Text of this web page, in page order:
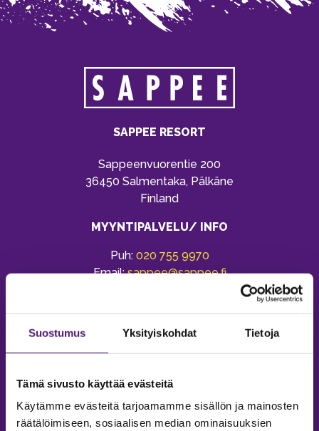
Suostumus Yksityiskohdat Tietoja
Tämä sivusto käyttää evästeitä
Käytämme evästeitä tarjoamamme sisällön ja mainosten
räätälöimiseen, sosiaalisen median ominaisuuksien
SAPPEE RESORT
Sappeenvuorentie 200
36450 Salmentaka, Pälkäne
Finland
MYYNTIPALVELU/ INFO
Puh: 020 755 9970
Email:sappee@sappee.fi